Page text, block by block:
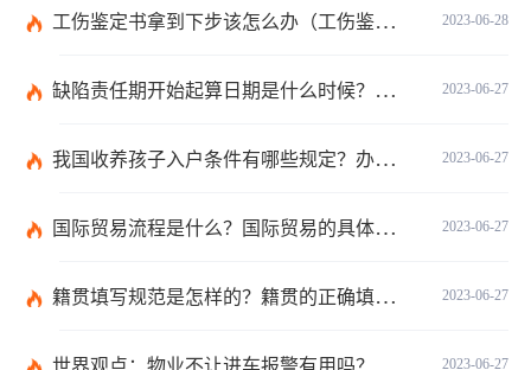
2023-06-28
工伤鉴定书拿到下步该怎么办（工伤鉴定后要是对伤残等级结论不服怎么办）
2023-06-27
缺陷责任期开始起算日期是什么时候？缺陷责任终止证书签发的必要条件是什么？
2023-06-27
我国收养孩子入户条件有哪些规定？办理收养登记的事实收养情况有几种？
2023-06-27
国际贸易流程是什么？国际贸易的具体流程的内容都有哪些？
2023-06-27
籍贯填写规范是怎样的？籍贯的正确填写规范是什么？-天天微动态
2023-06-27